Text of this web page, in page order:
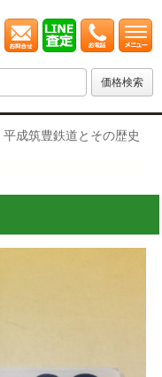
平成筑豊鉄道とその歴史